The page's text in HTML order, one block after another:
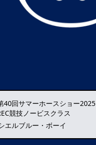
40回サマーホースショー2025
競技ノービスクラス
エルブルー・ボーイ